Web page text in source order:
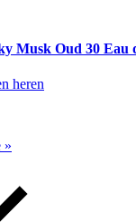
Musk Oud 30 Eau
heren
»